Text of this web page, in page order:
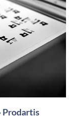
Prodartis